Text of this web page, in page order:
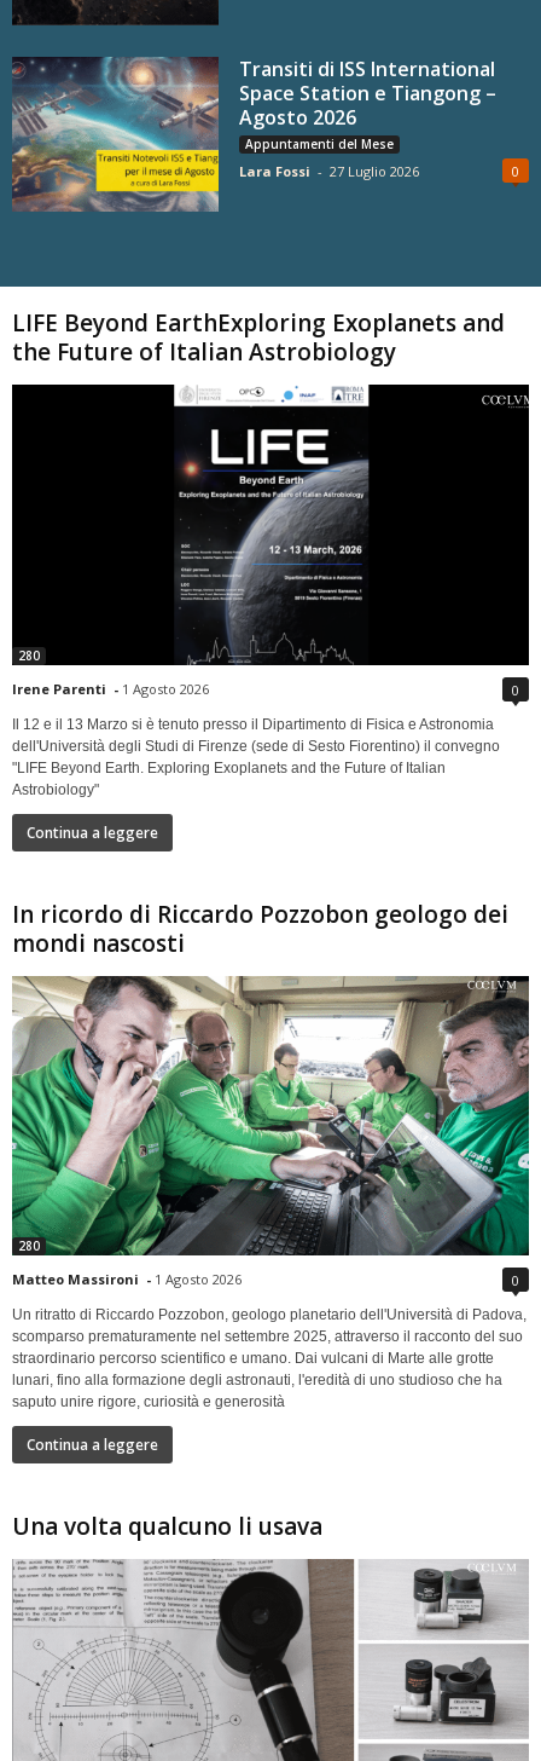
Transiti di ISS International
Space Station e Tiangong –
Agosto 2026
Appuntamenti del Mese
Lara Fossi - 27 Luglio 2026 0
LIFE Beyond EarthExploring Exoplanets and
the Future of Italian Astrobiology
280
Irene Parenti - 1 Agosto 2026 0
Il 12 e il 13 Marzo si è tenuto presso il Dipartimento di Fisica e Astronomia
dell'Università degli Studi di Firenze (sede di Sesto Fiorentino) il convegno
"LIFE Beyond Earth. Exploring Exoplanets and the Future of Italian
Astrobiology"
Continua a leggere
In ricordo di Riccardo Pozzobon geologo dei
mondi nascosti
280
Matteo Massironi - 1 Agosto 2026 0
Un ritratto di Riccardo Pozzobon, geologo planetario dell'Università di Padova,
scomparso prematuramente nel settembre 2025, attraverso il racconto del suo
straordinario percorso scientifico e umano. Dai vulcani di Marte alle grotte
lunari, fino alla formazione degli astronauti, l'eredità di uno studioso che ha
saputo unire rigore, curiosità e generosità
Continua a leggere
Una volta qualcuno li usava